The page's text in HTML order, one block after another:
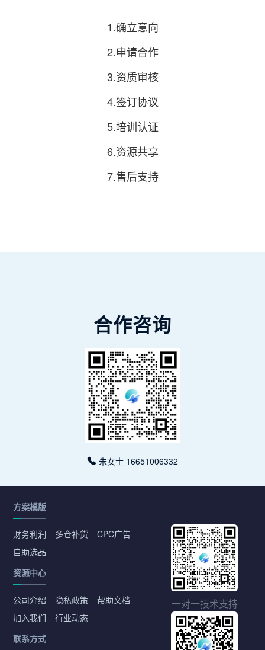
1.确立意向
2.申请合作
3.资质审核
4.签订协议
5.培训认证
6.资源共享
7.售后支持
合作咨询
朱女士 16651006332
方案模版
财务利润 多仓补货
CPC广告
自助选品
资源中心
公司介绍 隐私政策
帮助文档
加入我们
行业动态
联系方式
一对一技术支持